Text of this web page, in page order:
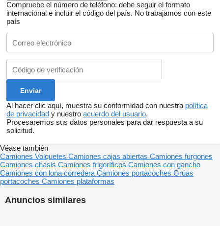
Compruebe el número de teléfono: debe seguir el formato
internacional e incluir el código del país. No trabajamos con este
país
Al hacer clic aquí, muestra su conformidad con nuestra política
de privacidad y nuestro acuerdo del usuario.
Procesaremos sus datos personales para dar respuesta a su
solicitud.
Anuncios similares
Véase también
Camiones Volquetes Camiones cajas abiertas Camiones furgones
Camiones chasis Camiones frigoríficos Camiones con gancho
Camiones con lona corredera Camiones portacoches Grúas
portacoches Camiones plataformas